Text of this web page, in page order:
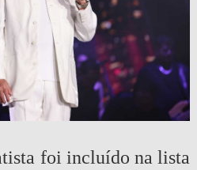
foi incluído na lista